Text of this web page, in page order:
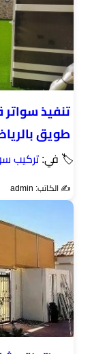
تنفيذ
طويق
🏷 في:تركيب
✍️ الكاتب: admin